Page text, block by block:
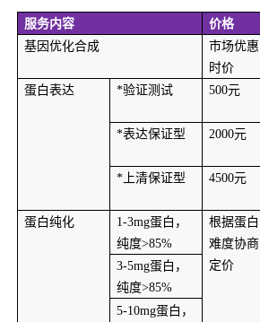
服务内容 价格
基因优化合成
市场优惠
时价
蛋白表达
*验证测试 500元
*表达保证型 2000元
*上清保证型 4500元
蛋白纯化
1-3mg蛋白，
纯度>85%
根据蛋白
难度协商
定价
3-5mg蛋白，
纯度>85%
5-10mg蛋白，